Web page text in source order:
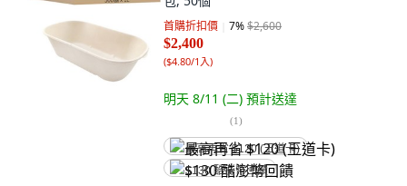
首購折扣價 7%$2,600
$2,400
($4.80/1入)
明天 8/11 (二) 預計送達
(1)
最高再省 $120 (王道卡)
$130 酷澎幣回饋